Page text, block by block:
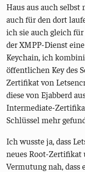
Haus aus auch selbst
auch für den dort
ich sie auch gleich
der XMPP-Dienst
Keychain, ich
öffentlichen Key des
Zertifikat von
diese von Ejabberd
Intermediate-
Schlüssel mehr
Ich wusste ja, dass
neues Root-Zertifikat
Vermutung nah, dass